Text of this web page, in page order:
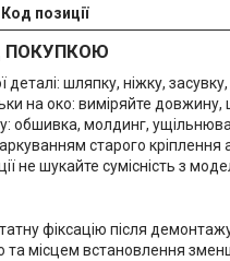
Код позиції
ПОКУПКОЮ
деталі: шляпку, ніжку,
на око: виміряйте
обшивка, молдинг,
старого
не шукайте сумісність з
фіксацію після
та місцем встановлення